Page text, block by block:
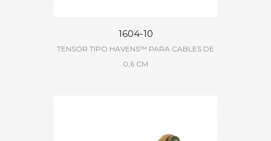
1604-10
TENSOR TIPO HAVENS™ PARA CABLES DE
0,6 CM